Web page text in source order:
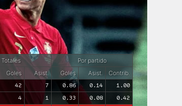
Totales
Por partido
Goles Asist. Goles Asist.
Contrib.
42 7 0.86 0.14 1.00
4 1 0.33 0.08 0.42